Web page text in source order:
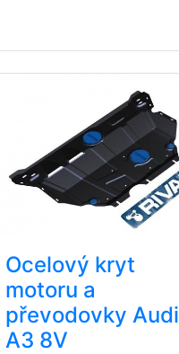
Ocelový kryt
motoru a
převodovky Audi
A3 8V